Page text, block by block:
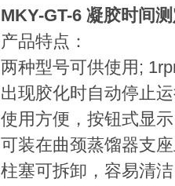
MKY-GT-6 凝胶时间
产品特点：
两种型号可供使用;
出现胶化时自动停止
使用方便，按钮式显示
可装在曲颈蒸馏器支
柱塞可拆卸，容易清洁